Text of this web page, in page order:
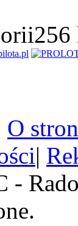
256
O
|
-